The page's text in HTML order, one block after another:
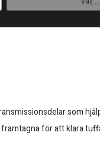
som
för att klara